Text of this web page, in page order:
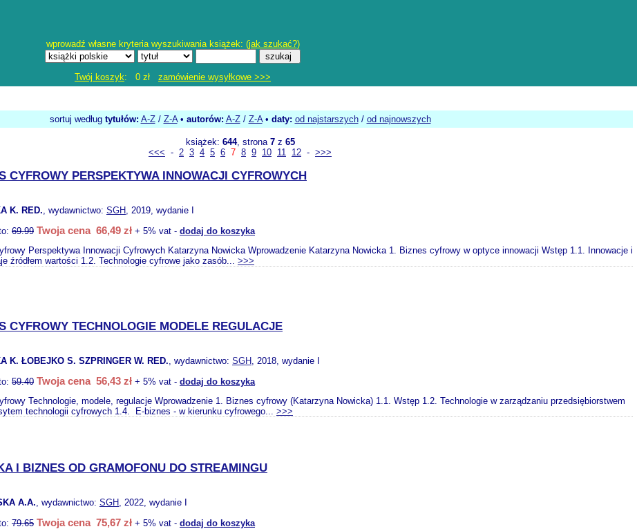
wprowadź własne kryteria wyszukiwania książek: (jak szukać?)
Twój koszyk: 0 zł zamówienie wysyłkowe >>>
sortuj według tytułów: A-Z/ Z-A• autorów: A-Z/ Z-A• daty: od najstarszych/ od najnowszych
książek: 644, strona 7z 65
<<< - 2 3 4 5 6 7 8 9 10 11 12 - >>>
CYFROWY PERSPEKTYWA INNOWACJI CYFROWYCH
K. RED., wydawnictwo: SGH, 2019, wydanie I
69.99 Twoja cena 66,49 zł + 5% vat - dodaj do koszyka
Perspektywa Innowacji Cyfrowych Katarzyna Nowicka Wprowadzenie Katarzyna Nowicka 1. Biznes cyfrowy w optyce innowacji Wstęp 1.1. Innowacje i
źródłem wartości 1.2. Technologie cyfrowe jako zasób... >>>
CYFROWY TECHNOLOGIE MODELE REGULACJE
K. ŁOBEJKO S. SZPRINGER W. RED., wydawnictwo: SGH, 2018, wydanie I
59.40 Twoja cena 56,43 zł + 5% vat - dodaj do koszyka
Technologie, modele, regulacje Wprowadzenie 1. Biznes cyfrowy (Katarzyna Nowicka) 1.1. Wstęp 1.2. Technologie w zarządzaniu przedsiębiorstwem
technologii cyfrowych 1.4. E-biznes - w kierunku cyfrowego... >>>
I BIZNES OD GRAMOFONU DO STREAMINGU
A.A., wydawnictwo: SGH, 2022, wydanie I
79.65 Twoja cena 75,67 zł + 5% vat - dodaj do koszyka